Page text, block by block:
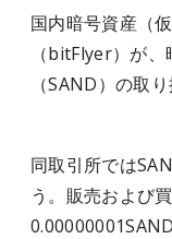
国内暗号資産（
（bitFlyer）が
（SAND）の取
同取引所では
う。販売および